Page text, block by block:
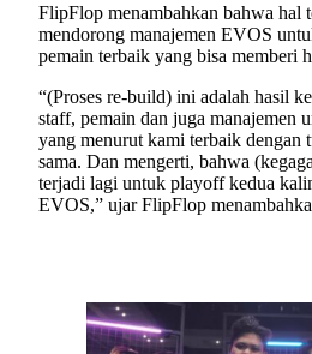
FlipFlop menambahkan bahwa hal
mendorong manajemen EVOS
pemain terbaik yang bisa memberi
“(Proses re-build) ini adalah hasil
staff, pemain dan juga manajemen
yang menurut kami terbaik dengan
sama. Dan mengerti, bahwa
terjadi lagi untuk playoff kedua
EVOS,” ujar FlipFlop